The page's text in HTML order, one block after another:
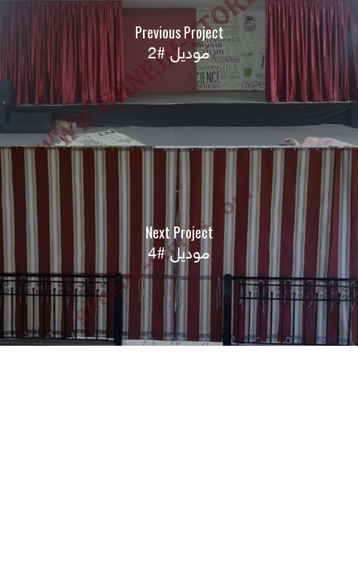
Previous Project
موديل #2
Next Project
موديل #4